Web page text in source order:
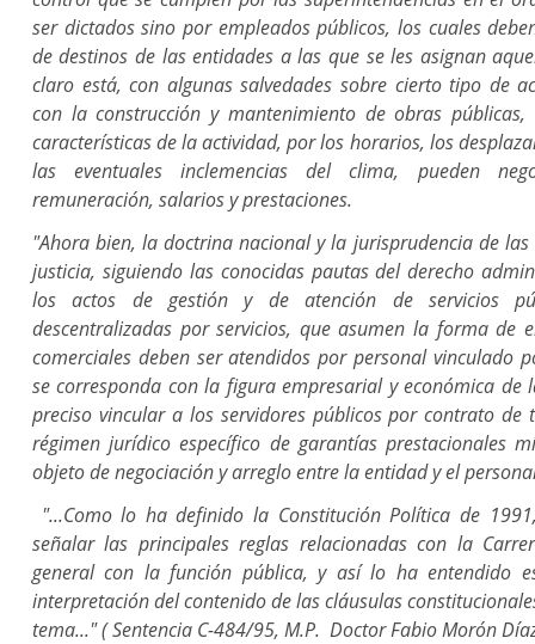
ser dictados sino por empleados públicos, los cuales
de destinos de las entidades a las que se les asignan
claro está, con algunas salvedades sobre cierto tipo de
con la construcción y mantenimiento de obras
características de la actividad, por los horarios, los
las eventuales inclemencias del clima, pueden
remuneración, salarios y prestaciones.
"Ahora bien, la doctrina nacional y la jurisprudencia de
justicia, siguiendo las conocidas pautas del derecho
los actos de gestión y de atención de servicios
descentralizadas por servicios, que asumen la forma de
comerciales deben ser atendidos por personal vinculado
se corresponda con la figura empresarial y económica de
preciso vincular a los servidores públicos por contrato de
régimen jurídico específico de garantías prestacionales
objeto de negociación y arreglo entre la entidad y el
"...Como lo ha definido la Constitución Política de
señalar las principales reglas relacionadas con la
general con la función pública, y así lo ha entendido
interpretación del contenido de las cláusulas
tema..." ( Sentencia C-484/95, M.P. Doctor Fabio Morón